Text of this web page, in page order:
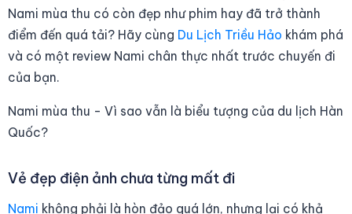
Nami mùa thu có còn đẹp như phim hay đã trở thành
điểm đến quá tải? Hãy cùng Du Lịch Triều Hảo khám phá
và có một review Nami chân thực nhất trước chuyến đi
của bạn.
Nami mùa thu - Vì sao vẫn là biểu tượng của du lịch Hàn
Quốc?
Vẻ đẹp điện ảnh chưa từng mất đi
Nami không phải là hòn đảo quá lớn, nhưng lại có khả